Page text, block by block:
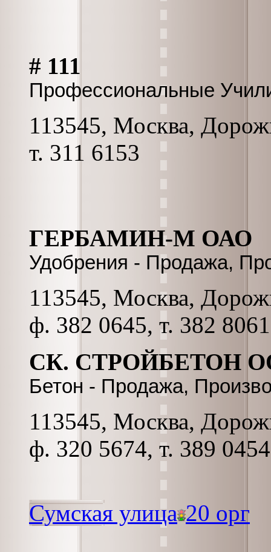
# 111
Профессиональные
113545, Москва,
т. 311 6153
ГЕРБАМИН-М ОАО
Удобрения - Продажа,
113545, Москва,
ф. 382 0645, т. 382 8061
СК. СТРОЙБЕТОН
Бетон - Продажа,
113545, Москва,
ф. 320 5674, т. 389 0454
Сумская улица 20 орг